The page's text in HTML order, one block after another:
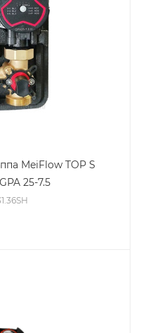
MeiFlow TOP S
25-7.5